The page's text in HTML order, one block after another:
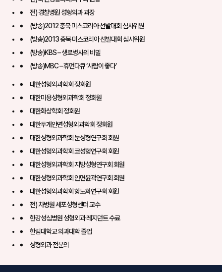
전) 경찰병원 성형외과 과장
(방송)2012 충북 미스코리아 선발대회 심사위원
(방송)2013 충북 미스코리아 선발대회 심사위원
(방송)KBS – 생로병사의 비밀
(방송)MBC – 휴먼다큐 ‘사람이 좋다’
대한성형외과학회 정회원
대한미용성형외과학회 정회원
대한화상학회 정회원
대한두개안면성형외과학회 정회원
대한성형외과학회 눈성형연구회 회원
대한성형외과학회 코성형연구회 회원
대한성형외과학회 지방성형연구회 회원
대한성형외과학회 안면윤곽연구회 회원
대한성형외과학회 항노화연구회 회원
전) 차병원 세포성형센터 교수
한강성심병원 성형외과 레지던트 수료
한림대학교 의과대학 졸업
성형외과 전문의